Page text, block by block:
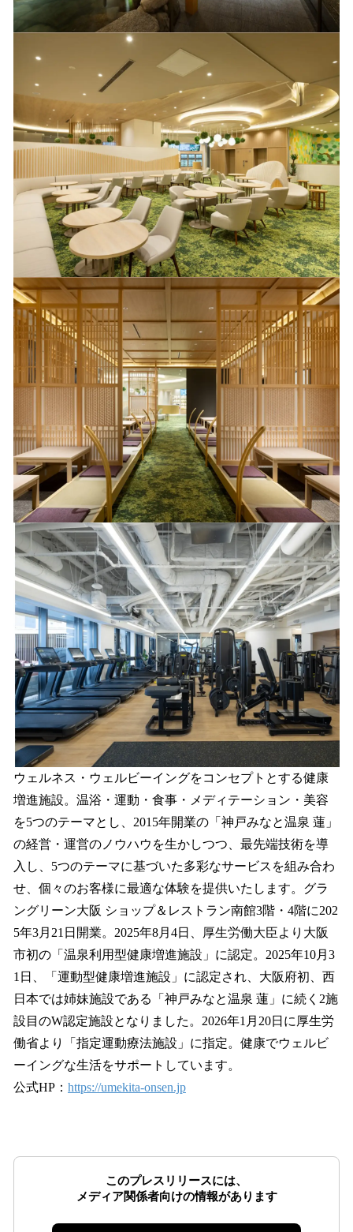
ウェルネス・ウェルビーイングをコンセプトとする健康
増進施設。温浴・運動・食事・メディテーション・美容
を5つのテーマとし、2015年開業の「神戸みなと温泉 蓮」
の経営・運営のノウハウを生かしつつ、最先端技術を導
入し、5つのテーマに基づいた多彩なサービスを組み合わ
せ、個々のお客様に最適な体験を提供いたします。グラ
ングリーン大阪 ショップ＆レストラン南館3階・4階に202
5年3月21日開業。2025年8月4日、厚生労働大臣より大阪
市初の「温泉利用型健康増進施設」に認定。2025年10月3
1日、「運動型健康増進施設」に認定され、大阪府初、西
日本では姉妹施設である「神戸みなと温泉 蓮」に続く2施
設目のW認定施設となりました。2026年1月20日に厚生労
働省より「指定運動療法施設」に指定。健康でウェルビ
ーイングな生活をサポートしています。
公式HP： https://umekita-onsen.jp
このプレスリリースには、
メディア関係者向けの情報があります